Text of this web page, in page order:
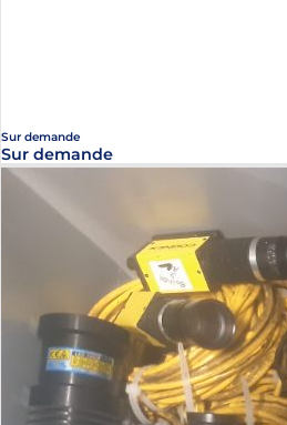
Sur demande
Sur demande